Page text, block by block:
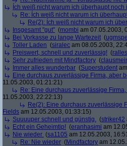
Ích weiß nicht warum ich überhaupt
Re: Ích weiß nicht warum ich
Re(2): Ích weiß nicht warum ich
Insgesamt "gut" (mombi am 07.05.2003,
Bei Vorkasse zu lange Wartezeit (
Toller Laden (siralec am 08.05.2003,
Preiswert, schnell und zuverlässig! (
Sehr zufrieden mit Mindfactory (
Immer alles wunderbar (Superstudent
Eine durchaus zuverlässige Firma, aber
11.05.2003, 01:21:21)
Re: Eine durchaus zuverlässige
11.05.2003, 22:22:13)
Re(2): Eine durchaus zuverlässige
Fields am 12.05.2003, 01:33:15)
Suuuuper schnell und günstig. (striker42
Echt ein Geheimtip! (eranhasimi am
Nie wieder (sa1105 am 12.05.2003,
Re: Nie wieder (Mindfactory am